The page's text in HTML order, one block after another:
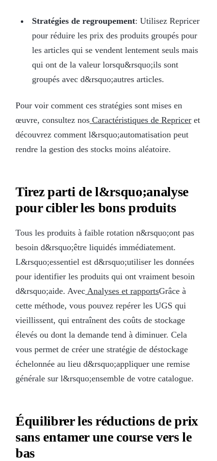
Stratégies de regroupement: Utilisez Repricer
pour réduire les prix des produits groupés pour
les articles qui se vendent lentement seuls mais
qui ont de la valeur lorsqu&rsquo;ils sont
groupés avec d&rsquo;autres articles.
Pour voir comment ces stratégies sont mises en
œuvre, consultez nos Caractéristiques de Repricer et
découvrez comment l&rsquo;automatisation peut
rendre la gestion des stocks moins aléatoire.
Tirez parti de l&rsquo;analyse
pour cibler les bons produits
Tous les produits à faible rotation n&rsquo;ont pas
besoin d&rsquo;être liquidés immédiatement.
L&rsquo;essentiel est d&rsquo;utiliser les données
pour identifier les produits qui ont vraiment besoin
d&rsquo;aide. Avec Analyses et rapportsGrâce à
cette méthode, vous pouvez repérer les UGS qui
vieillissent, qui entraînent des coûts de stockage
élevés ou dont la demande tend à diminuer. Cela
vous permet de créer une stratégie de déstockage
échelonnée au lieu d&rsquo;appliquer une remise
générale sur l&rsquo;ensemble de votre catalogue.
Équilibrer les réductions de prix
sans entamer une course vers le
bas